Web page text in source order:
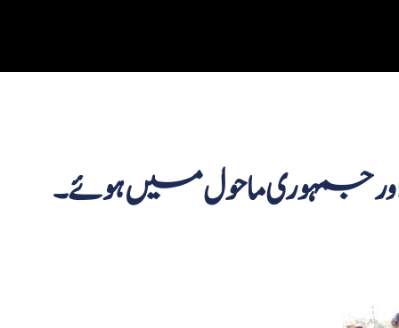
جمہوری ماحول میں ہوئے۔